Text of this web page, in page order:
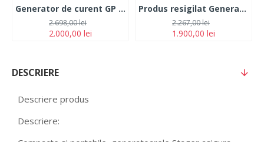
Generator de curent GP 6500, cu motor de 13 CP, putere maxima 5.5Kw Monofazat
2.000,00 lei
2.698,00 lei
Produs resigilat Generator de curent GP 6500, cu motor de 13 CP, putere maxima 5.5Kw Monofazat
1.900,00 lei
2.267,00 lei
DESCRIERE
Descriere produs
Descriere: